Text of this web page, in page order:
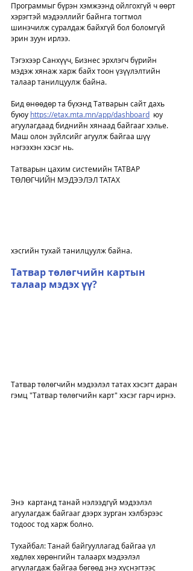
Программыг бүрэн хэмжээнд ойлгохгүй ч өөрт
хэрэгтэй мэдээллийг байнга тогтмол
шинэчилж суралдаж байхгүй бол боломгүй
эрин зуун ирлээ.
Тэгэхээр Санхүүч, Бизнес эрхлэгч бүрийн
мэдэж хянаж харж байх тоон үзүүлэлтийн
талаар танилцуулж байна.
Бид өнөөдөр та бүхэнд Татварын сайт дахь
буюу https://etax.mta.mn/app/dashboard
  юу
агуулагдаад биднийн хянаад байгааг хэлье.
Маш олон зүйлсийг агуулж байгаа шүү
нэгээхэн хэсэг нь.
Татварын цахим системийн ТАТВАР
ТӨЛӨГЧИЙН МЭДЭЭЛЭЛ ТАТАХ
хэсгийн тухай танилцуулж байна.
Татвар төлөгчийн картын
талаар мэдэх үү?
Татвар төлөгчийн мэдээлэл татах хэсэгт даран
гэмц "Татвар төлөгчийн карт" хэсэг гарч ирнэ.
Энэ  картанд танай нэлээдгүй мэдээлэл
агуулагдаж байгааг дээрх зурган хэлбэрээс
тодоос тод харж болно.
Тухайбал: Танай байгууллагад байгаа үл
хөдлөх хөрөнгийн талаарх мэдээлэл
агуулагдаж байгаа бөгөөд энэ хүснэгтээс